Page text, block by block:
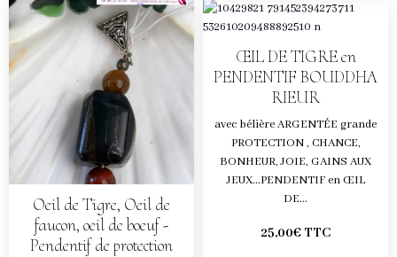
Oeil de Tigre, Oeil de
faucon, oeil de boeuf -
Pendentif de protection
ŒIL DE TIGRE en
PENDENTIF BOUDDHA
RIEUR
avec bélière ARGENTÉE grande
PROTECTION , CHANCE,
BONHEUR, JOIE, GAINS AUX
JEUX...PENDENTIF en ŒIL
DE...
25,00€ TTC